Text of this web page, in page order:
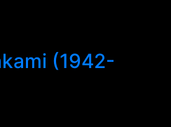
(1942-